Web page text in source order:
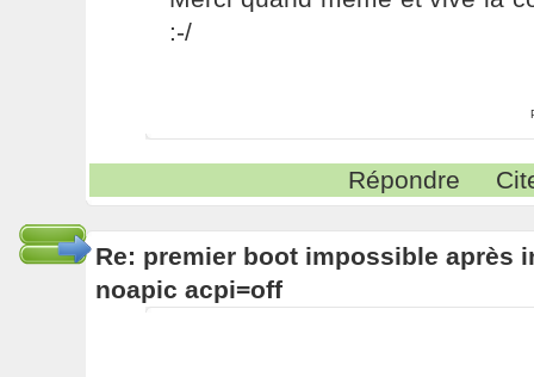
:-/
Répondre
Re: premier boot impossible après
noapic acpi=off